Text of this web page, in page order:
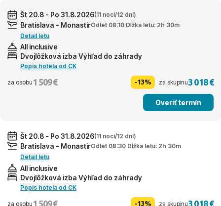
Št 20.8 - Po 31.8.2026(11 nocí/12 dní)
Bratislava - MonastirOdlet 08:10 Dĺžka letu: 2h 30m
Detail letu
All inclusive
Dvojlôžková izba Výhľad do záhrady
Popis hotela od CK
za osobu 1 509 € -13% za skupinu3 018 €
Overiť termín
Št 20.8 - Po 31.8.2026(11 nocí/12 dní)
Bratislava - MonastirOdlet 08:30 Dĺžka letu: 2h 30m
Detail letu
All inclusive
Dvojlôžková izba Výhľad do záhrady
Popis hotela od CK
za osobu 1 509 € -13% za skupinu3 018 €